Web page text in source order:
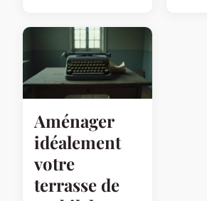
Aménager
idéalement
votre
terrasse de